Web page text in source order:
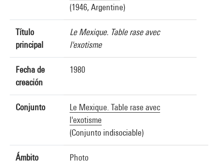
(1946, Argentine)
Título
principal
Le Mexique. Table rase avec
l'exotisme
Fecha de
creación
1980
Conjunto
Le Mexique. Table rase avec
l'exotisme
(Conjunto indisociable)
Ámbito Photo